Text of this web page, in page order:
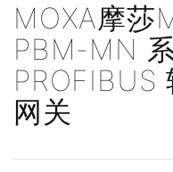
MOXA摩莎
PBM-MN
网关